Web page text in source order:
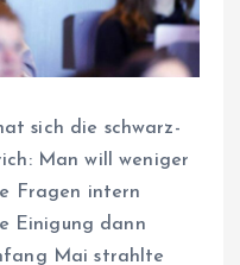
sich die schwarz-
Man will weniger
Fragen intern
Einigung dann
Mai strahlte